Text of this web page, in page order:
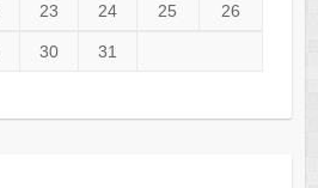
23 24 25 26
30
31